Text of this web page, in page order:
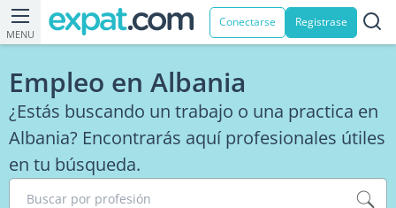
MENU
Conectarse Registrase
Empleo en Albania
¿Estás buscando un trabajo o una practica en
Albania? Encontrarás aquí profesionales útiles
en tu búsqueda.
Buscar por profesión